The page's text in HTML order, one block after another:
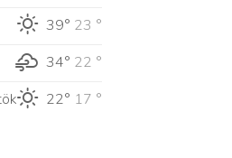
39° 23 °
34° 22 °
22° 17 °